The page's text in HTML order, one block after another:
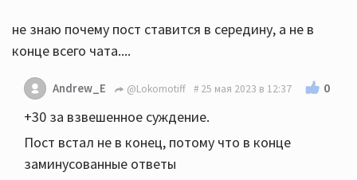
не знаю почему пост ставится в середину, а не в
конце всего чата....
Andrew_E @Lokomotiff 25 мая 2023 в 12:37 0
+30 за взвешенное суждение.
Пост встал не в конец, потому что в конце
заминусованные ответы